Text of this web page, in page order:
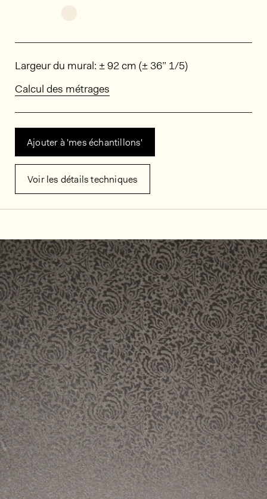
Dimensions
Largeur du mural: ± 92 cm (± 36” 1/5)
Calcul des métrages
Ajouter à 'mes échantillons'
Voir les détails techniques